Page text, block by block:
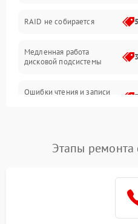
Контроллеры и интерфейсы
Виртуализация и сервисы
Программные сбои
RAID не собирается
Медленная работа
дисковой подсистемы
Ошибки чтения и записи
Этапы ремонта